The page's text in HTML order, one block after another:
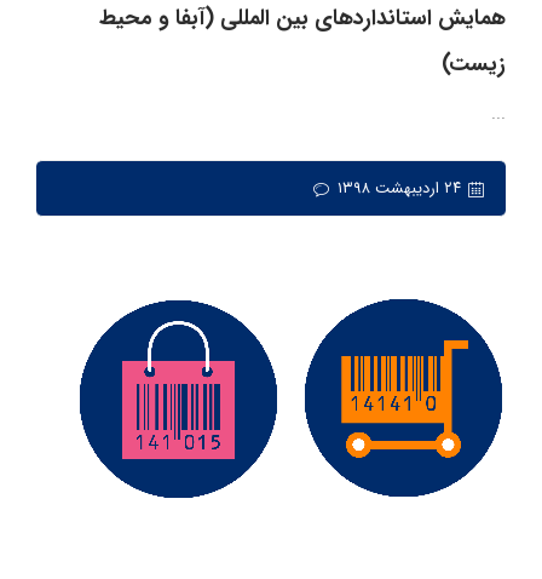
همایش استانداردهای بين المللی (آبفا و محیط
زیست)
...
۲۴ اردیبهشت ۱۳۹۸